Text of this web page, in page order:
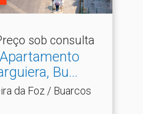
sob consulta
Bu.​..
da Foz / Buarcos